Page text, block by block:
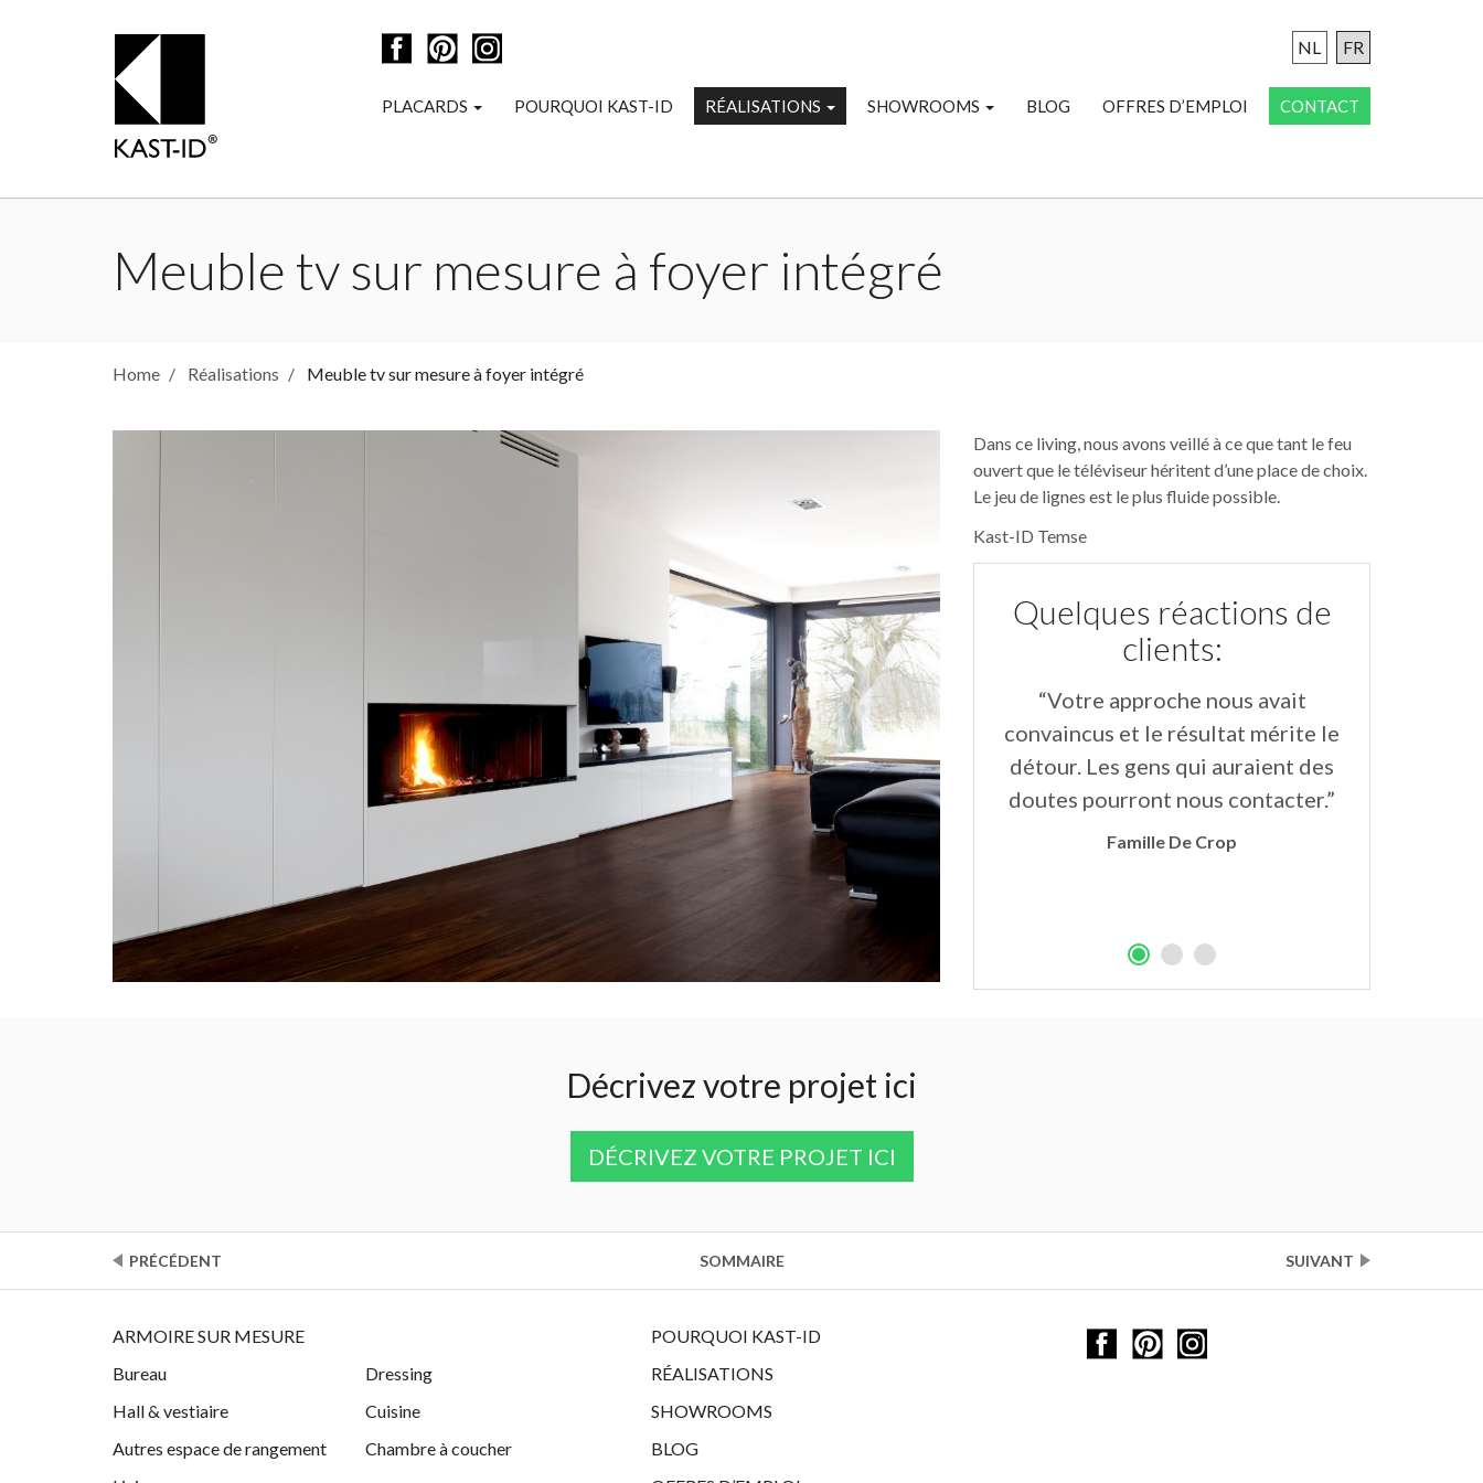
PLACARDS POURQUOI KAST-ID RÉALISATIONS SHOWROOMS BLOG OFFRES D’EMPLOI CONTACT
NL FR
Meuble tv sur mesure à foyer intégré
Home Réalisations Meuble tv sur mesure à foyer intégré
Dans ce living, nous avons veillé à ce que tant le feu
ouvert que le téléviseur héritent d’une place de choix.
Le jeu de lignes est le plus fluide possible.
Kast-ID Temse
Quelques réactions de
clients:
“Les installateurs ont été très
aimables et ont presté un travail
parfait.Les armoires confèrent une
grande plus-value à mon living et
soulignent les lignes fluides de
l’ensemble.Fantastique!”
Mieke Vandewalle
“Ma nouvelle garde-robe est
absolument splendide. Je suis ravie,
un tout grand merci!”
Karla Peeters
“Votre approche nous avait
convaincus et le résultat mérite le
détour. Les gens qui auraient des
doutes pourront nous contacter.”
Famille De Crop
Décrivez votre projet ici
DÉCRIVEZ VOTRE PROJET ICI
PRÉCÉDENT SUIVANT
SOMMAIRE
ARMOIRE SUR MESURE
Bureau
Dressing
Hall & vestiaire
Cuisine
Autres espace de rangement
Chambre à coucher
POURQUOI KAST-ID
RÉALISATIONS
SHOWROOMS
BLOG